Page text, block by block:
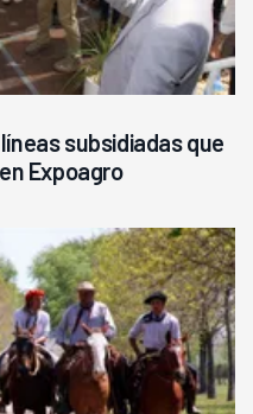
subsidiadas que
Expoagro